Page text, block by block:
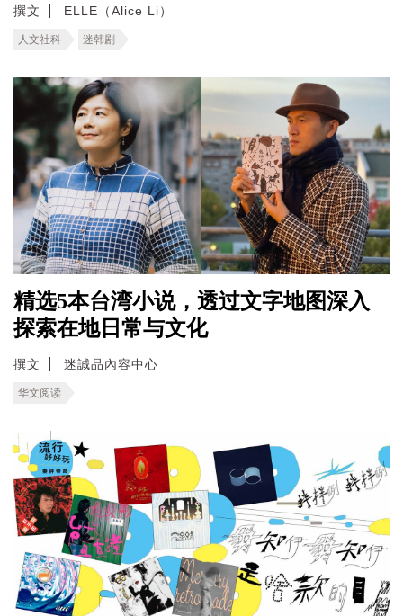
撰文 ELLE（Alice Li）
人文社科 迷韩剧
精选5本台湾小说，透过文字地图深入
探索在地日常与文化
撰文 迷誠品內容中心
华文阅读